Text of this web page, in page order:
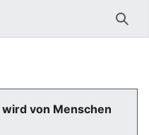
von Menschen